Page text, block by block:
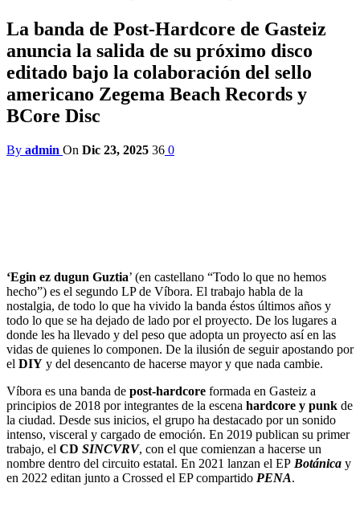
La banda de Post-Hardcore de Gasteiz
anuncia la salida de su próximo disco
editado bajo la colaboración del sello
americano Zegema Beach Records y
BCore Disc
By admin On Dic 23, 2025 36 0
‘Egin ez dugun Guztia’ (en castellano “Todo lo que no hemos
hecho”) es el segundo LP de Víbora. El trabajo habla de la
nostalgia, de todo lo que ha vivido la banda éstos últimos años y
todo lo que se ha dejado de lado por el proyecto. De los lugares a
donde les ha llevado y del peso que adopta un proyecto así en las
vidas de quienes lo componen. De la ilusión de seguir apostando por
el DIY y del desencanto de hacerse mayor y que nada cambie.
Víbora es una banda de post-hardcore formada en Gasteiz a
principios de 2018 por integrantes de la escena hardcore y punk de
la ciudad. Desde sus inicios, el grupo ha destacado por un sonido
intenso, visceral y cargado de emoción. En 2019 publican su primer
trabajo, el CD SINCVRV, con el que comienzan a hacerse un
nombre dentro del circuito estatal. En 2021 lanzan el EP Botánica y
en 2022 editan junto a Crossed el EP compartido PENA.